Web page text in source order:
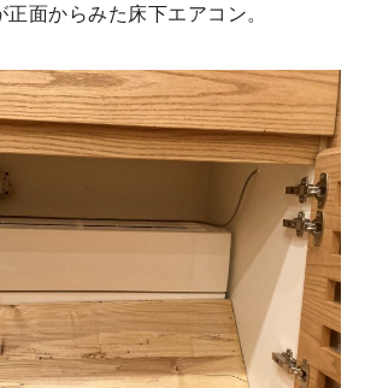
面からみた床下エアコン。